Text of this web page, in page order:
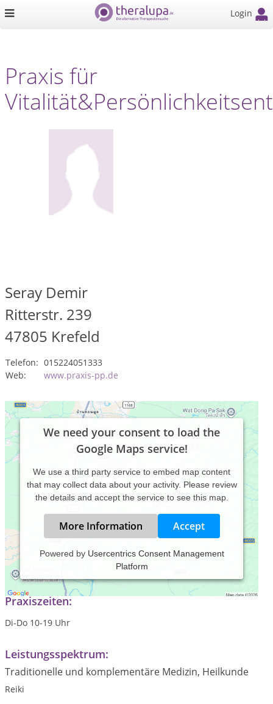
Login
Praxis für
Seray Demir
Ritterstr. 239
47805 Krefeld
Telefon: 015224051333
Web:
www.praxis-pp.de
We need your consent to load the
Google Maps service!
We use a third party service to embed map content
that may collect data about your activity. Please review
the details and accept the service to see this map.
More Information Accept
Powered by Usercentrics Consent Management
Platform
Verhaltenstherapie, Reiki
Praxiszeiten:
Di-Do 10-19 Uhr
Leistungsspektrum:
Traditionelle und komplementäre Medizin, Heilkunde
Reiki